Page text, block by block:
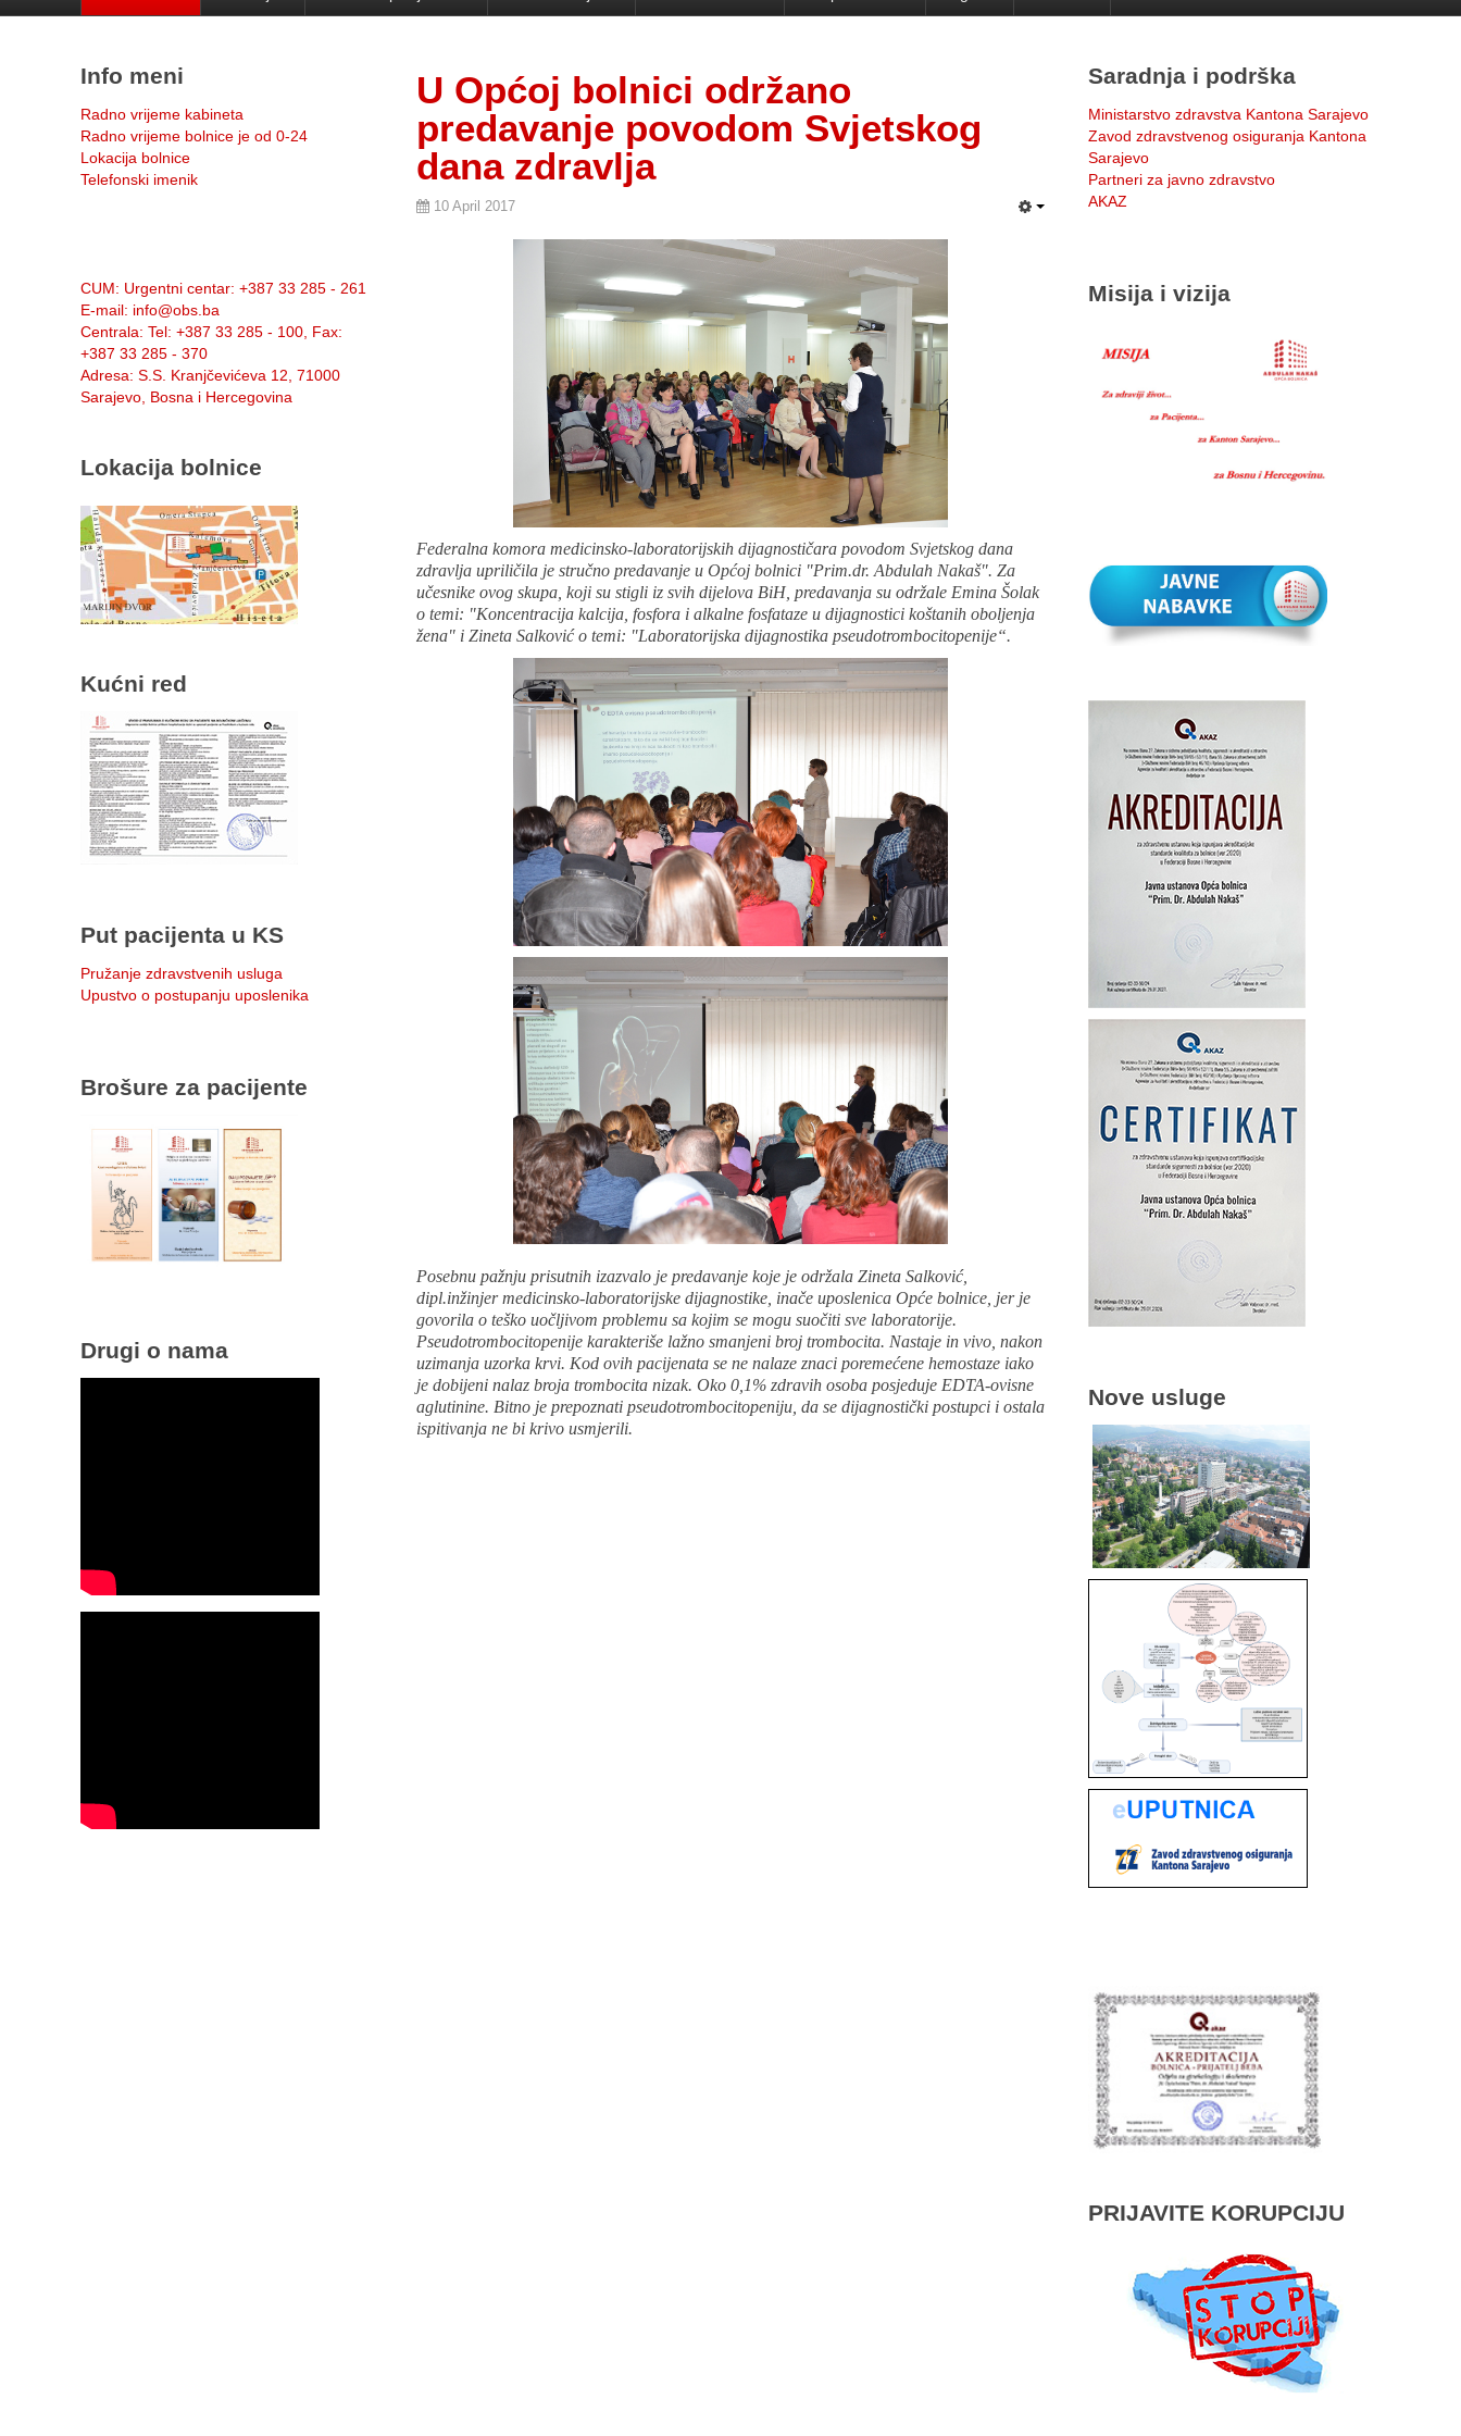
U Općoj bolnici održano
predavanje povodom Svjetskog
dana zdravlja
10 April 2017
Federalna komora medicinsko-laboratorijskih dijagnostičara povodom Svjetskog dana
zdravlja upriličila je stručno predavanje u Općoj bolnici "Prim.dr. Abdulah Nakaš". Za
učesnike ovog skupa, koji su stigli iz svih dijelova BiH, predavanja su održale Emina Šolak
o temi: "Koncentracija kalcija, fosfora i alkalne fosfataze u dijagnostici koštanih oboljenja
žena" i Zineta Salković o temi: "Laboratorijska dijagnostika pseudotrombocitopenije“.
Posebnu pažnju prisutnih izazvalo je predavanje koje je održala Zineta Salković,
dipl.inžinjer medicinsko-laboratorijske dijagnostike, inače uposlenica Opće bolnice, jer je
govorila o teško uočljivom problemu sa kojim se mogu suočiti sve laboratorije.
Pseudotrombocitopenije karakteriše lažno smanjeni broj trombocita. Nastaje in vivo, nakon
uzimanja uzorka krvi. Kod ovih pacijenata se ne nalaze znaci poremećene hemostaze iako
je dobijeni nalaz broja trombocita nizak. Oko 0,1% zdravih osoba posjeduje EDTA-ovisne
aglutinine. Bitno je prepoznati pseudotrombocitopeniju, da se dijagnostički postupci i ostala
ispitivanja ne bi krivo usmjerili.
Info meni
Radno vrijeme kabineta
Radno vrijeme bolnice je od 0-24
Lokacija bolnice
Telefonski imenik
CUM: Urgentni centar: +387 33 285 - 261
E-mail: info@obs.ba
Centrala: Tel: +387 33 285 - 100, Fax:
+387 33 285 - 370
Adresa: S.S. Kranjčevićeva 12, 71000
Sarajevo, Bosna i Hercegovina
Lokacija bolnice
Kućni red
Put pacijenta u KS
Pružanje zdravstvenih usluga
Upustvo o postupanju uposlenika
Brošure za pacijente
Drugi o nama
Saradnja i podrška
Ministarstvo zdravstva Kantona Sarajevo
Zavod zdravstvenog osiguranja Kantona
Sarajevo
Partneri za javno zdravstvo
AKAZ
Misija i vizija
Nove usluge
PRIJAVITE KORUPCIJU